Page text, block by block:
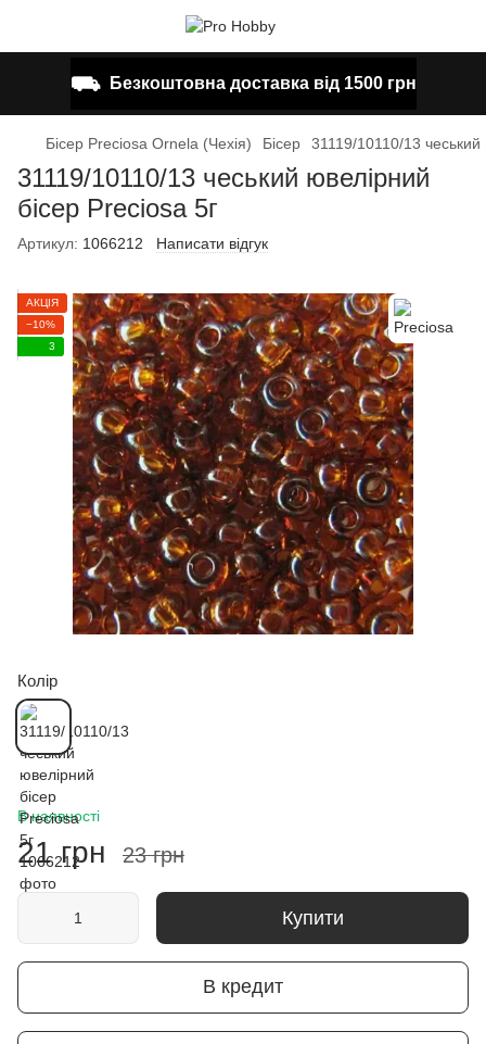
⛟ Безкоштовна доставка від 1500 грн
Бісер Preciosa Ornela (Чехія) Бісер 31119/10110/13 чеський
31119/10110/13 чеський ювелірний
бісер Preciosa 5г
Артикул: 1066212 Написати відгук
АКЦІЯ
−10%
3
Колір
В наявності
21 грн 23 грн
Купити
В кредит